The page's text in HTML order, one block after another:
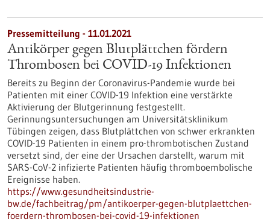
Pressemitteilung - 11.01.2021
Antikörper gegen Blutplättchen fördern
Thrombosen bei COVID-19 Infektionen
Bereits zu Beginn der Coronavirus-Pandemie wurde bei
Patienten mit einer COVID-19 Infektion eine verstärkte
Aktivierung der Blutgerinnung festgestellt.
Gerinnungsuntersuchungen am Universitätsklinikum
Tübingen zeigen, dass Blutplättchen von schwer erkrankten
COVID-19 Patienten in einem pro-thrombotischen Zustand
versetzt sind, der eine der Ursachen darstellt, warum mit
SARS-CoV-2 infizierte Patienten häufig thromboembolische
Ereignisse haben.
https://www.gesundheitsindustrie-
bw.de/fachbeitrag/pm/antikoerper-gegen-blutplaettchen-
foerdern-thrombosen-bei-covid-19-infektionen